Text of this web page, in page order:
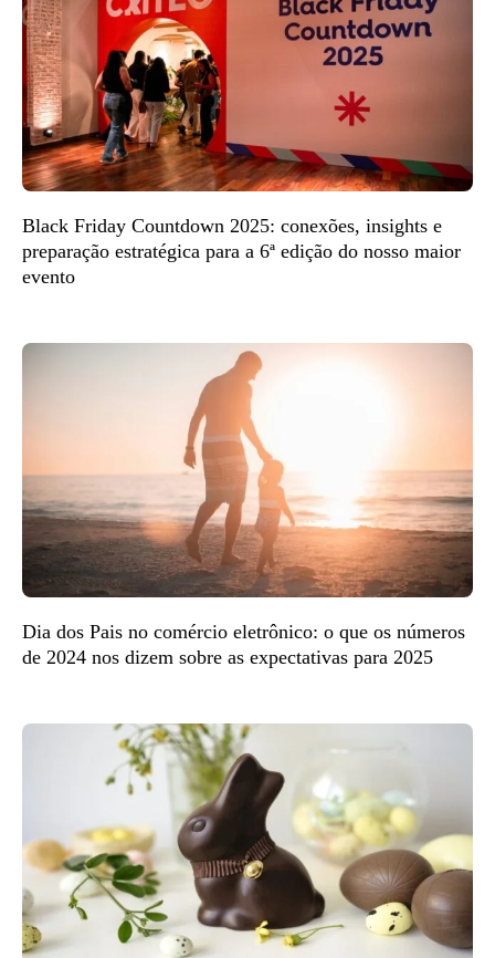
Black Friday Countdown 2025: conexões, insights e
preparação estratégica para a 6ª edição do nosso maior
evento
Dia dos Pais no comércio eletrônico: o que os números
de 2024 nos dizem sobre as expectativas para 2025